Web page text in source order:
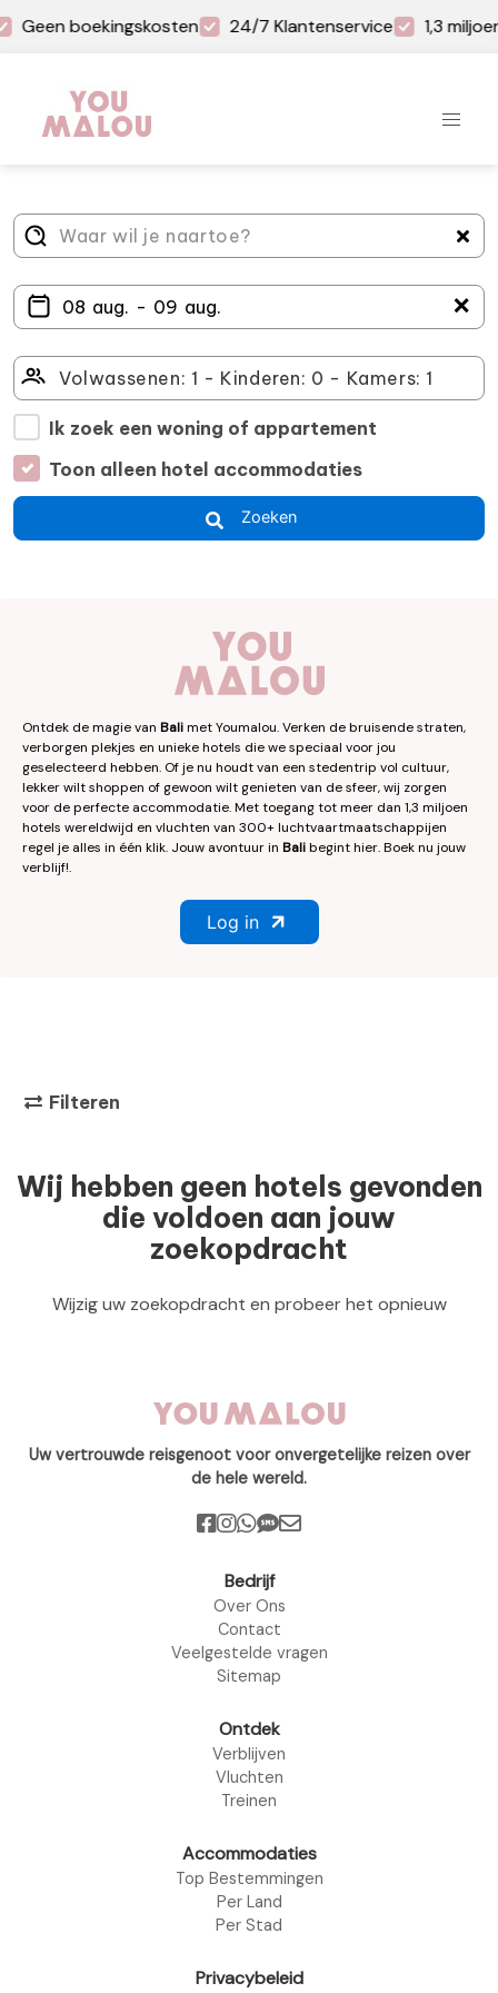
Geen boekingskosten 24/7 Klantenservice 1,3
＋
Ik zoek een woning of appartement
Toon alleen hotel accommodaties
Zoeken
Ontdek de magie van Balimet Youmalou. Verken de bruisende straten,
verborgen plekjes en unieke hotels die we speciaal voor jou
geselecteerd hebben. Of je nu houdt van een stedentrip vol cultuur,
lekker wilt shoppen of gewoon wilt genieten van de sfeer, wij zorgen
voor de perfecte accommodatie. Met toegang tot meer dan 1,3 miljoen
hotels wereldwijd en vluchten van 300+ luchtvaartmaatschappijen
regel je alles in één klik. Jouw avontuur in Balibegint hier. Boek nu jouw
verblijf!.
Log in
Filteren
Wij hebben geen hotels gevonden
die voldoen aan jouw
zoekopdracht
Wijzig uw zoekopdracht en probeer het opnieuw
Uw vertrouwde reisgenoot voor onvergetelijke reizen over
de hele wereld.
Bedrijf
Over Ons
Contact
Veelgestelde vragen
Sitemap
Ontdek
Verblijven
Vluchten
Treinen
Accommodaties
Top Bestemmingen
Per Land
Per Stad
Privacybeleid